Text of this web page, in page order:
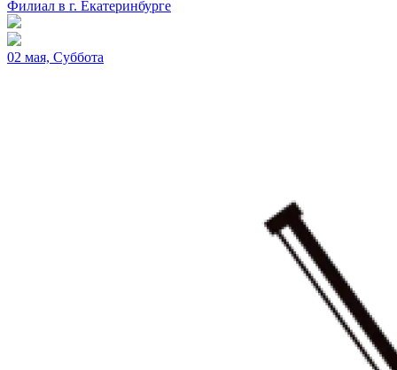
Филиал в г. Екатеринбурге
02 мая, Суббота